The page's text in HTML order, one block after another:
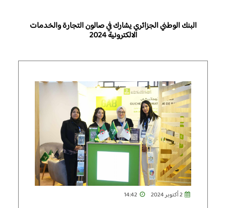
البنك الوطني الجزائري يشارك في صالون التجارة والخدمات
الالكترونية 2024